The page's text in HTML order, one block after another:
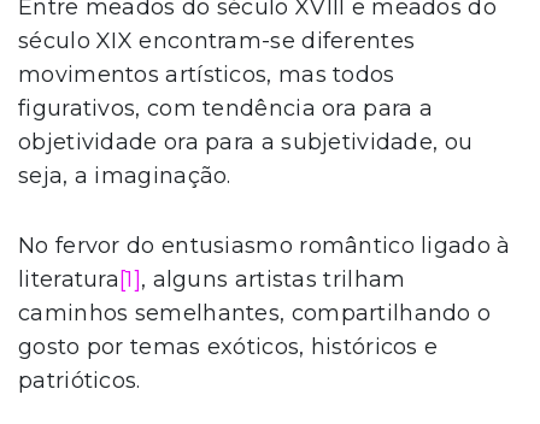
Entre meados do século XVIII e meados do
século XIX encontram-se diferentes
movimentos artísticos, mas todos
figurativos, com tendência ora para a
objetividade ora para a subjetividade, ou
seja, a imaginação.
No fervor do entusiasmo romântico ligado à
literatura [1], alguns artistas trilham
caminhos semelhantes, compartilhando o
gosto por temas exóticos, históricos e
patrióticos.